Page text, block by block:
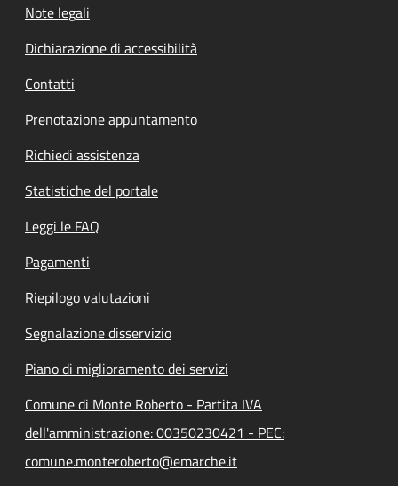
Note legali
Dichiarazione di accessibilità
Contatti
Prenotazione appuntamento
Richiedi assistenza
Statistiche del portale
Leggi le FAQ
Pagamenti
Riepilogo valutazioni
Segnalazione disservizio
Piano di miglioramento dei servizi
Comune di Monte Roberto - Partita IVA
dell'amministrazione: 00350230421 - PEC:
comune.monteroberto@emarche.it